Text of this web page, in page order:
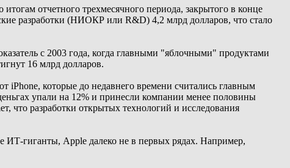
отчетного трехмесячного периода, закрытого в конце
разработки (НИОКР или R&D) 4,2 млрд долларов, что стало
с 2003 года, когда главными "яблочными" продуктами
16 млрд долларов.
iPhone, которые до недавнего времени считались главным
упали на 12% и принесли компании менее половины
что разработки открытых технологий и исследования
ИТ-гиганты, Apple далеко не в первых рядах. Например,